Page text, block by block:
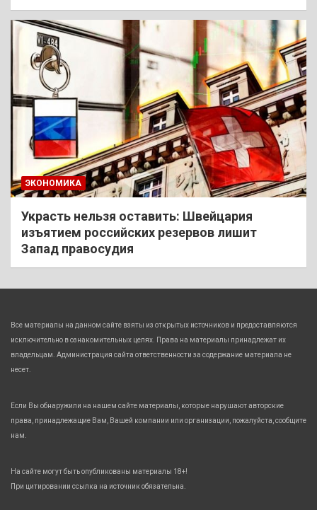
ЭКОНОМИКА
Украсть нельзя оставить: Швейцария
изъятием российских резервов лишит
Запад правосудия
Все материалы на данном сайте взяты из открытых источников и предоставляются
исключительно в ознакомительных целях. Права на материалы принадлежат их
владельцам. Администрация сайта ответственности за содержание материала не
несет.
Если Вы обнаружили на нашем сайте материалы, которые нарушают авторские
права, принадлежащие Вам, Вашей компании или организации, пожалуйста, сообщите
нам.
На сайте могут быть опубликованы материалы 18+!
При цитировании ссылка на источник обязательна.